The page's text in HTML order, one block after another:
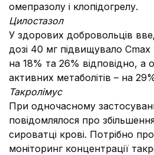
омепразолу і клопідогрелу.
Цилостазол
У здорових добровольців
дозі 40 мг підвищувало
на 18% та 26% відповідно, а
активних метаболітів – на
Такролімус
При одночасному
повідомлялося про
сироватці крові. Потрібно
моніторинг концентрації